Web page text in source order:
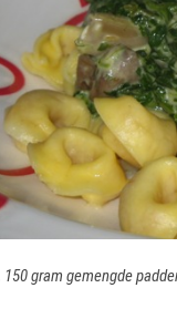
gram gemengde